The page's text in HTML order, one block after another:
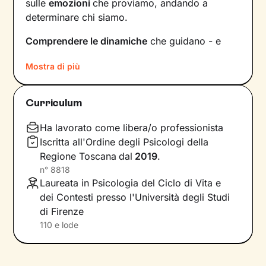
sulleemozioniche proviamo, andando a
determinare chi siamo.
Comprendere le dinamiche che guidano - e
fondamentale per poter capire chi sei, per
vedere tutto il tuo mondo sotto una luce
diversa e dare nuovi significati a ciò che ti
Nei nostri incontri avrò cura di creare un clima
di ascolto e comprensione, così che tu possa
condividere ciò che pensi e provi in libertà
senza temere il giudizio. Insieme esploreremo i
tuoibisogni, individueremo gliobiettivi che ti
poni e porteremo alla luce
competenze
risorse interne che forse non sai ancora di
Mostra di più
Curriculum
Ha lavorato come libera/o professionista
Iscritta all'Ordine degli Psicologi della
Regione Toscana dal 2019.
n° 8818
Laureata in Psicologia del Ciclo di Vita e
dei Contesti presso l'Università degli Studi
di Firenze
110 e lode